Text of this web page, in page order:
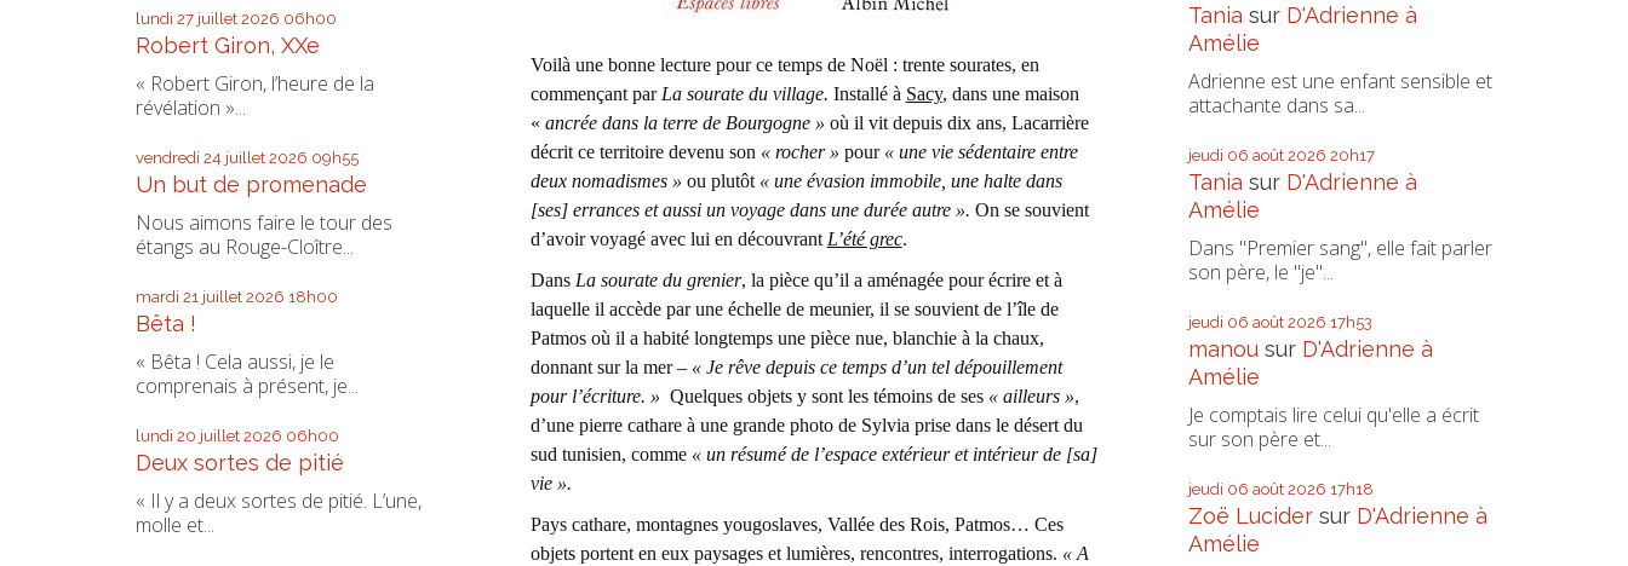
lundi 27 juillet 2026 06h00
Robert Giron, XXe
« Robert Giron, l’heure de la
révélation »...
vendredi 24 juillet 2026 09h55
Un but de promenade
Nous aimons faire le tour des
étangs au Rouge-Cloître...
mardi 21 juillet 2026 18h00
Bêta !
« Bêta ! Cela aussi, je le
comprenais à présent, je...
lundi 20 juillet 2026 06h00
Deux sortes de pitié
« Il y a deux sortes de pitié. L’une,
molle et...
Voilà une bonne lecture pour ce temps de Noël : trente sourates, en
commençant par La sourate du village. Installé à Sacy, dans une maison
« ancrée dans la terre de Bourgogne » où il vit depuis dix ans, Lacarrière
décrit ce territoire devenu son « rocher » pour « une vie sédentaire entre
deux nomadismes » ou plutôt « une évasion immobile, une halte dans
[ses] errances et aussi un voyage dans une durée autre ». On se souvient
d’avoir voyagé avec lui en découvrant L’été grec.
Dans La sourate du grenier, la pièce qu’il a aménagée pour écrire et à
laquelle il accède par une échelle de meunier, il se souvient de l’île de
Patmos où il a habité longtemps une pièce nue, blanchie à la chaux,
donnant sur la mer – « Je rêve depuis ce temps d’un tel dépouillement
pour l’écriture. » Quelques objets y sont les témoins de ses « ailleurs »,
d’une pierre cathare à une grande photo de Sylvia prise dans le désert du
sud tunisien, comme « un résumé de l’espace extérieur et intérieur de [sa]
vie ».
Pays cathare, montagnes yougoslaves, Vallée des Rois, Patmos… Ces
objets portent en eux paysages et lumières, rencontres, interrogations. « A
Tania sur D'Adrienne à
Amélie
Adrienne est une enfant sensible et
attachante dans sa...
jeudi 06 août 2026 20h17
Tania sur D'Adrienne à
Amélie
Dans "Premier sang", elle fait parler
son père, le "je"...
jeudi 06 août 2026 17h53
manousur D'Adrienne à
Amélie
Je comptais lire celui qu'elle a écrit
sur son père et...
jeudi 06 août 2026 17h18
Zoë Lucidersur D'Adrienne à
Amélie